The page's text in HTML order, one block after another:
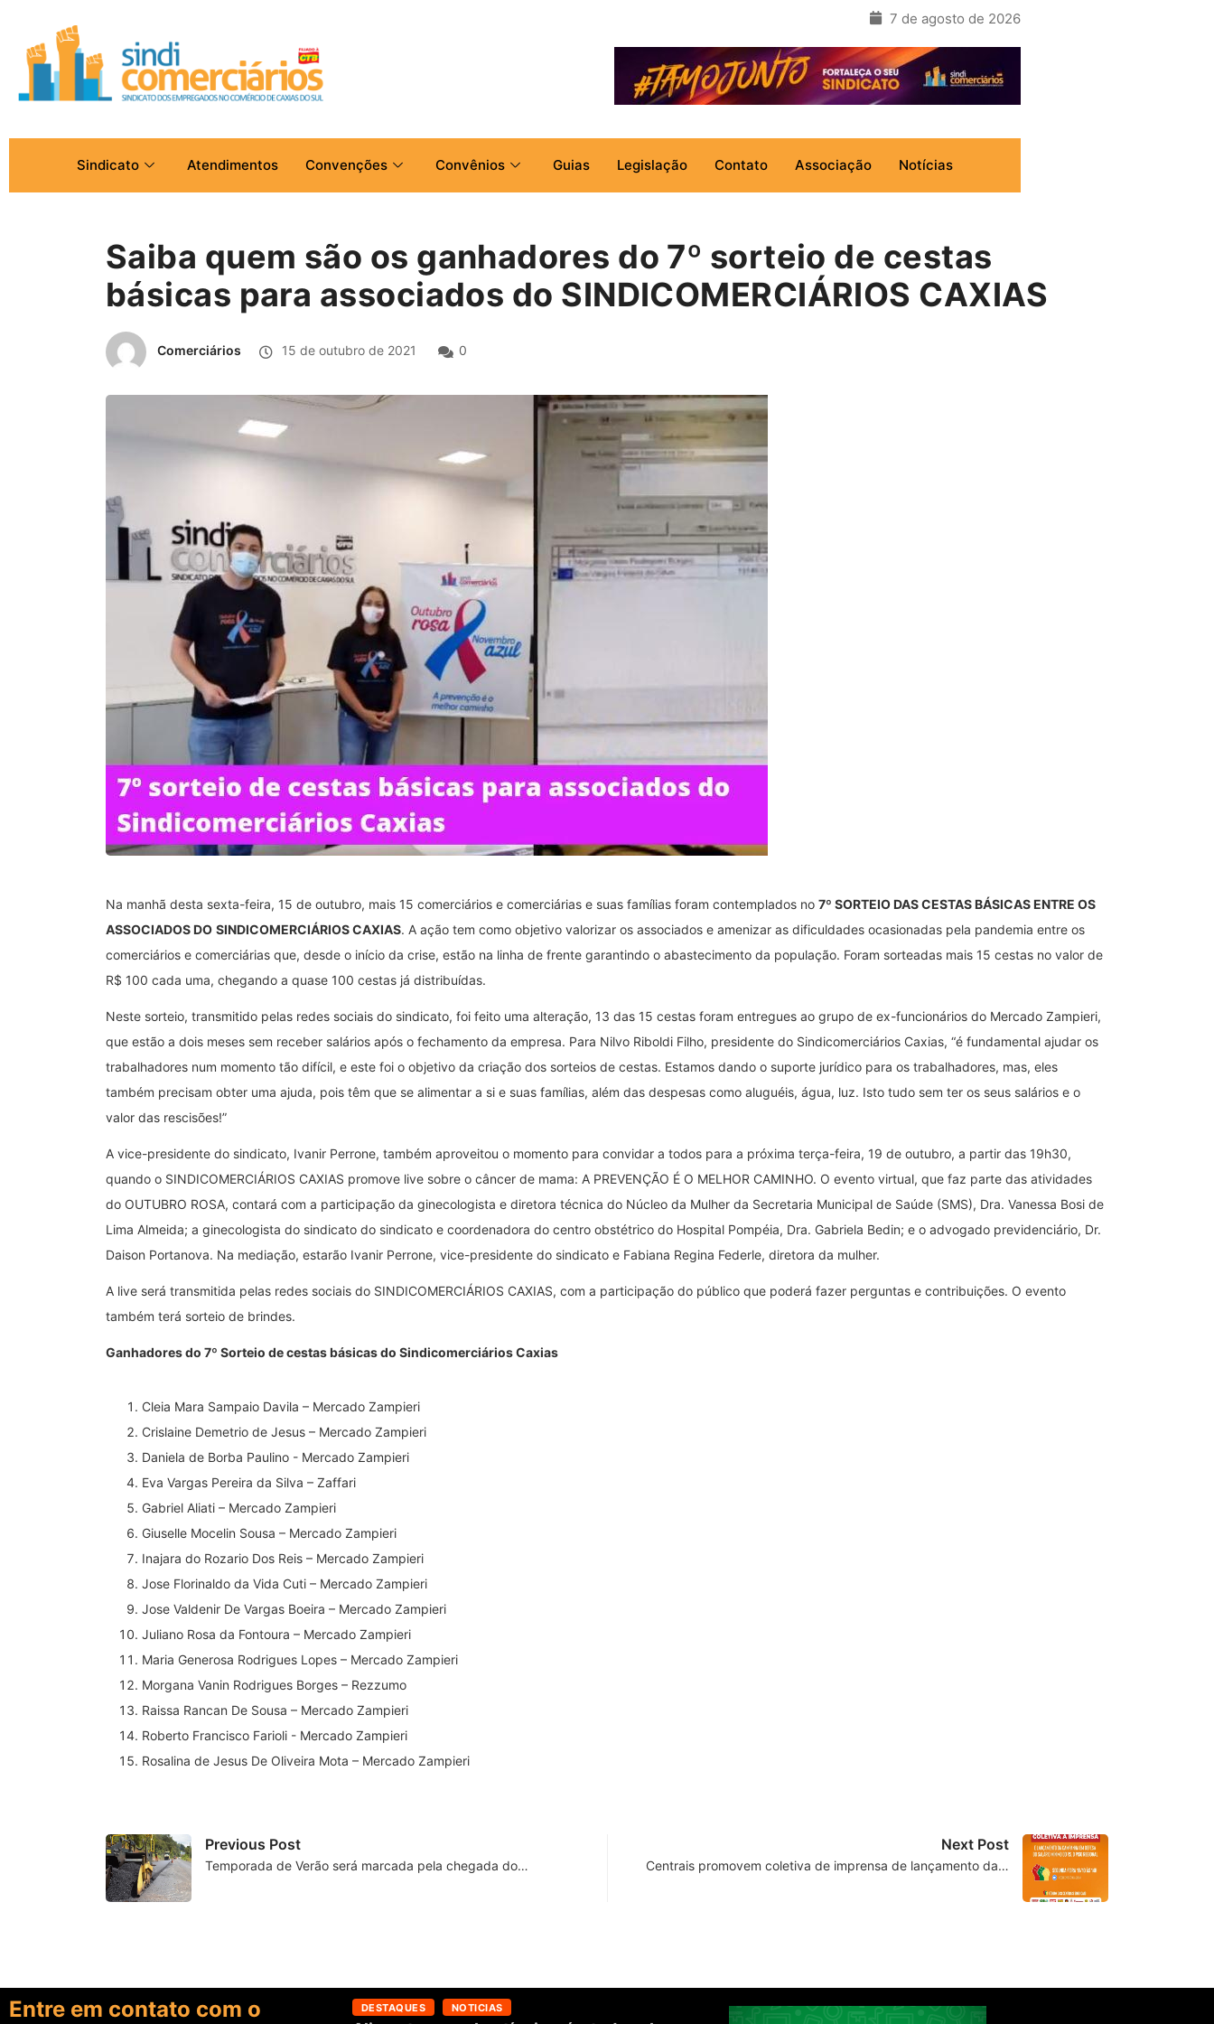
7 de agosto de 2026
Sindicato Atendimentos Convenções Convênios Guias Legislação Contato Associação Notícias
Saiba quem são os ganhadores do 7º sorteio de cestas
básicas para associados do SINDICOMERCIÁRIOS CAXIAS
Comerciários 15 de outubro de 2021 0
Na manhã desta sexta-feira, 15 de outubro, mais 15 comerciários e comerciárias e suas famílias foram contemplados no 7º SORTEIO DAS CESTAS BÁSICAS ENTRE OS
ASSOCIADOS DO SINDICOMERCIÁRIOS CAXIAS. A ação tem como objetivo valorizar os associados e amenizar as dificuldades ocasionadas pela pandemia entre os
comerciários e comerciárias que, desde o início da crise, estão na linha de frente garantindo o abastecimento da população. Foram sorteadas mais 15 cestas no valor de
R$ 100 cada uma, chegando a quase 100 cestas já distribuídas.
Neste sorteio, transmitido pelas redes sociais do sindicato, foi feito uma alteração, 13 das 15 cestas foram entregues ao grupo de ex-funcionários do Mercado Zampieri,
que estão a dois meses sem receber salários após o fechamento da empresa. Para Nilvo Riboldi Filho, presidente do Sindicomerciários Caxias, “é fundamental ajudar os
trabalhadores num momento tão difícil, e este foi o objetivo da criação dos sorteios de cestas. Estamos dando o suporte jurídico para os trabalhadores, mas, eles
também precisam obter uma ajuda, pois têm que se alimentar a si e suas famílias, além das despesas como aluguéis, água, luz. Isto tudo sem ter os seus salários e o
valor das rescisões!”
A vice-presidente do sindicato, Ivanir Perrone, também aproveitou o momento para convidar a todos para a próxima terça-feira, 19 de outubro, a partir das 19h30,
quando o SINDICOMERCIÁRIOS CAXIAS promove live sobre o câncer de mama: A PREVENÇÃO É O MELHOR CAMINHO. O evento virtual, que faz parte das atividades
do OUTUBRO ROSA, contará com a participação da ginecologista e diretora técnica do Núcleo da Mulher da Secretaria Municipal de Saúde (SMS), Dra. Vanessa Bosi de
Lima Almeida; a ginecologista do sindicato do sindicato e coordenadora do centro obstétrico do Hospital Pompéia, Dra. Gabriela Bedin; e o advogado previdenciário, Dr.
Daison Portanova. Na mediação, estarão Ivanir Perrone, vice-presidente do sindicato e Fabiana Regina Federle, diretora da mulher.
A live será transmitida pelas redes sociais do SINDICOMERCIÁRIOS CAXIAS, com a participação do público que poderá fazer perguntas e contribuições. O evento
também terá sorteio de brindes.
Ganhadores do 7º Sorteio de cestas básicas do Sindicomerciários Caxias
Cleia Mara Sampaio Davila – Mercado Zampieri
Crislaine Demetrio de Jesus – Mercado Zampieri
Daniela de Borba Paulino ­- Mercado Zampieri
Eva Vargas Pereira da Silva – Zaffari
Gabriel Aliati – Mercado Zampieri
Giuselle Mocelin Sousa – Mercado Zampieri
Inajara do Rozario Dos Reis – Mercado Zampieri
Jose Florinaldo da Vida Cuti – Mercado Zampieri
Jose Valdenir De Vargas Boeira – Mercado Zampieri
Juliano Rosa da Fontoura – Mercado Zampieri
Maria Generosa Rodrigues Lopes – Mercado Zampieri
Morgana Vanin Rodrigues Borges – Rezzumo
Raissa Rancan De Sousa – Mercado Zampieri
Roberto Francisco Farioli ­- Mercado Zampieri
Rosalina de Jesus De Oliveira Mota – Mercado Zampieri
Previous Post
Temporada de Verão será marcada pela chegada do…
Next Post
Centrais promovem coletiva de imprensa de lançamento da…
Entre em contato com o
DESTAQUES NOTICIAS